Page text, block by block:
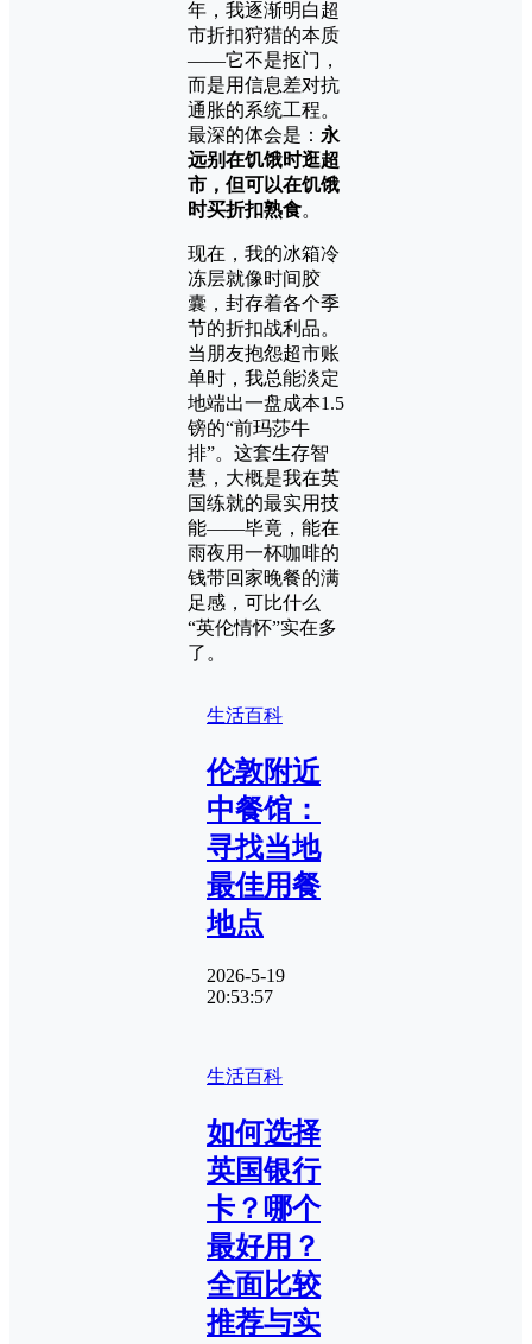
年，我逐渐明白超
市折扣狩猎的本质
——它不是抠门，
而是用信息差对抗
通胀的系统工程。
最深的体会是： 永
远别在饥饿时逛超
市，但可以在饥饿
时买折扣熟食。
现在，我的冰箱冷
冻层就像时间胶
囊，封存着各个季
节的折扣战利品。
当朋友抱怨超市账
单时，我总能淡定
地端出一盘成本1.5
镑的“前玛莎牛
排”。这套生存智
慧，大概是我在英
国练就的最实用技
能——毕竟，能在
雨夜用一杯咖啡的
钱带回家晚餐的满
足感，可比什么
“英伦情怀”实在多
了。
生活百科
伦敦附近
中餐馆：
寻找当地
最佳用餐
地点
2026-5-19
20:53:57
生活百科
如何选择
英国银行
卡？哪个
最好用？
全面比较
推荐与实